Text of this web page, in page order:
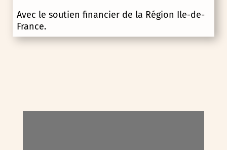
Avec le soutien financier de la Région Ile-de-
France.